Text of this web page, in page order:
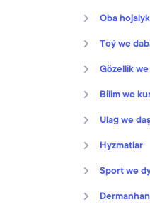
Oba
Toý we
Gözellik
Bilim we
Ulag we
Hyzmatlar
Sport we